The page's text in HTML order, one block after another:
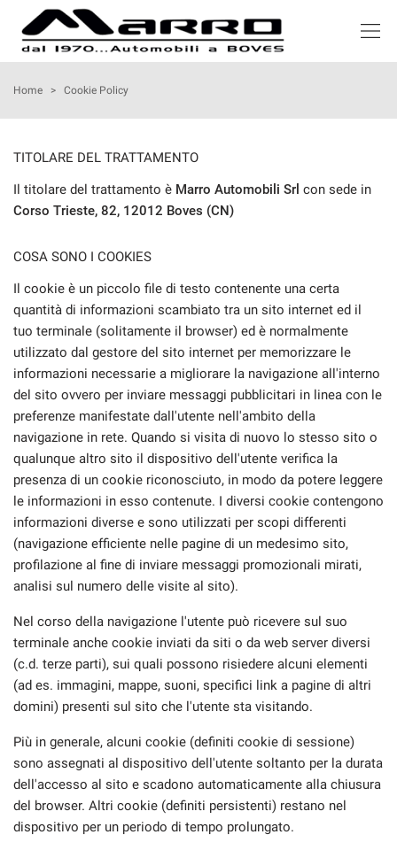
HOME
ACQUISTIAMO USATO
ASSISTENZA
SERVIZI
RECENSIONI
NEWS
AREA COMMERCIANTI
Home > Cookie Policy
TITOLARE DEL TRATTAMENTO
Il titolare del trattamento è Marro Automobili Srl con sede in
Corso Trieste, 82, 12012 Boves (CN)
COSA SONO I COOKIES
Il cookie è un piccolo file di testo contenente una certa
quantità di informazioni scambiato tra un sito internet ed il
tuo terminale (solitamente il browser) ed è normalmente
utilizzato dal gestore del sito internet per memorizzare le
informazioni necessarie a migliorare la navigazione all'interno
del sito ovvero per inviare messaggi pubblicitari in linea con le
preferenze manifestate dall'utente nell'ambito della
navigazione in rete. Quando si visita di nuovo lo stesso sito o
qualunque altro sito il dispositivo dell'utente verifica la
presenza di un cookie riconosciuto, in modo da potere leggere
le informazioni in esso contenute. I diversi cookie contengono
informazioni diverse e sono utilizzati per scopi differenti
(navigazione efficiente nelle pagine di un medesimo sito,
profilazione al fine di inviare messaggi promozionali mirati,
analisi sul numero delle visite al sito).
Nel corso della navigazione l'utente può ricevere sul suo
terminale anche cookie inviati da siti o da web server diversi
(c.d. terze parti), sui quali possono risiedere alcuni elementi
(ad es. immagini, mappe, suoni, specifici link a pagine di altri
domini) presenti sul sito che l'utente sta visitando.
Più in generale, alcuni cookie (definiti cookie di sessione)
sono assegnati al dispositivo dell'utente soltanto per la durata
dell'accesso al sito e scadono automaticamente alla chiusura
del browser. Altri cookie (definiti persistenti) restano nel
dispositivo per un periodo di tempo prolungato.